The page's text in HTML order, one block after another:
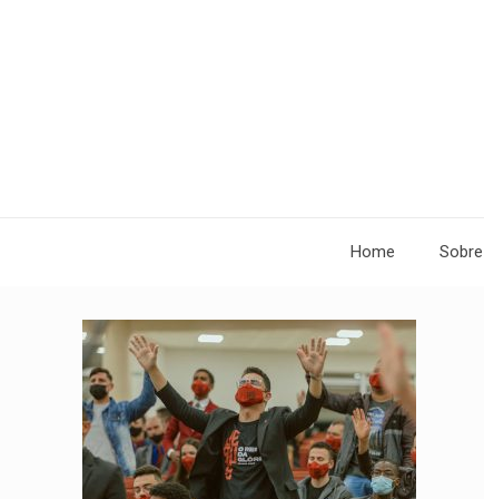
Home Sobre